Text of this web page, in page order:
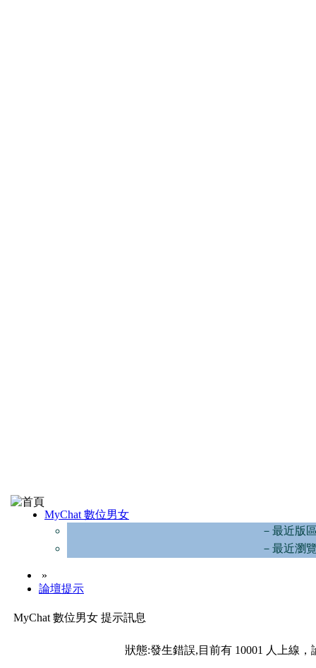
MyChat 數位男女
－最近版
－最近瀏
»
論壇提示
MyChat 數位男女 提示訊息
狀態:發生錯誤,目前有 10001 人上線